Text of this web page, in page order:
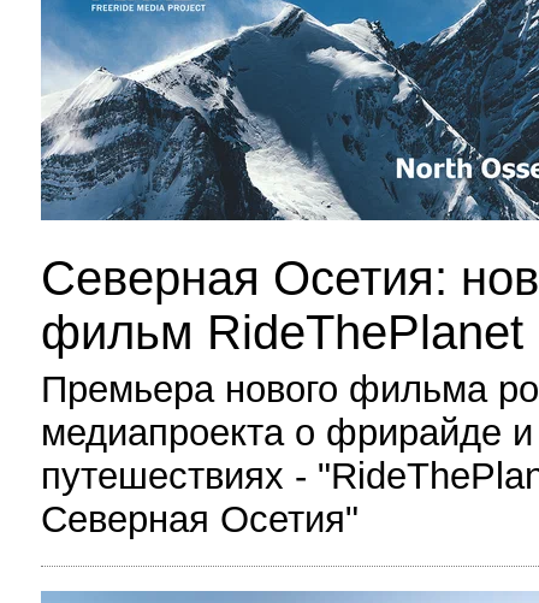
Северная Осетия:
фильм RideThePlanet
Премьера нового фильма
медиапроекта о фрирайде и
путешествиях -
Северная Осетия"